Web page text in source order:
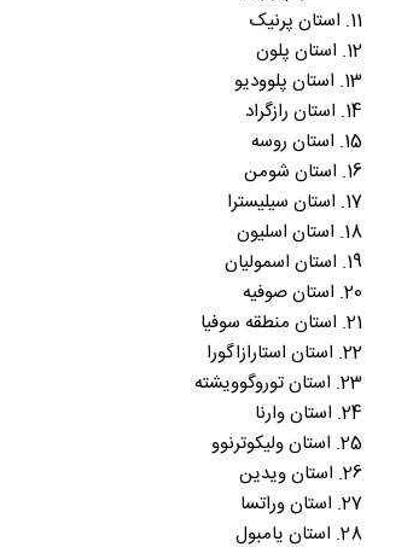
11. استان پرنیک
12. استان پلون
13. استان پلوودیو
14. استان رازگراد
15. استان روسه
16. استان شومن
17. استان سیلیسترا
18. استان اسلیون
19. استان اسمولیان
20. استان صوفیه
21. استان منطقه سوفیا
22. استان استارازاگورا
23. استان توروگوویشته
24. استان وارنا
25. استان ولیکوترنوو
26. استان ویدین
27. استان وراتسا
28. استان یامبول